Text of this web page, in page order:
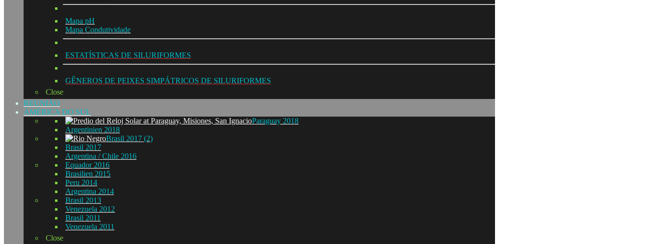
Mapa pH
Mapa Condutividade
ESTATÍSTICAS DE SILURIFORMES
GÊNEROS DE PEIXES SIMPÁTRICOS DE SILURIFORMES
Close
REUNIÃO
ÁMÉRICA DO SUL
Paraguay 2018
Argentinien 2018
Brasil 2017 (2)
Brasil 2017
Argentina / Chile 2016
Equador 2016
Brasilien 2015
Peru 2014
Argentina 2014
Brasil 2013
Venezuela 2012
Brasil 2011
Venezuela 2011
Close